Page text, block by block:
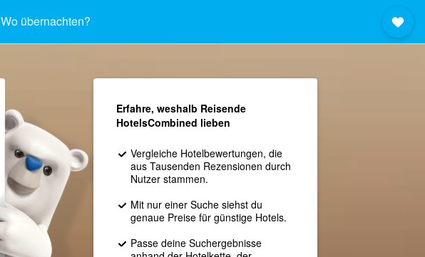
Wo übernachten?
Erfahre, weshalb Reisende
HotelsCombined lieben
Vergleiche Hotelbewertungen, die
aus Tausenden Rezensionen durch
Nutzer stammen.
Mit nur einer Suche siehst du
genaue Preise für günstige Hotels.
Passe deine Suchergebnisse